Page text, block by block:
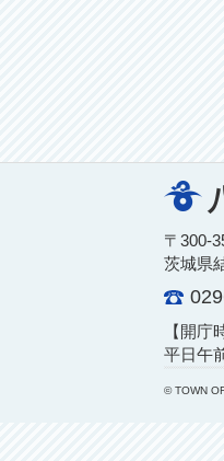
〒300-
茨城県
【開庁
平日午
© TOWN